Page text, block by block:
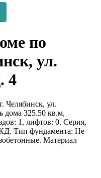
по
ул.
4
Челябинск, ул.
дома 325.50 кв.м,
1, лифтов: 0. Серия,
Тип фундамента: Не
Материал